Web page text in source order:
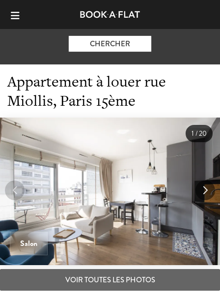
CHERCHER
Appartement à louer rue
Miollis, Paris 15ème
Salon
1/20
VOIR TOUTES LES PHOTOS